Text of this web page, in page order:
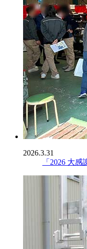
2026.3.31
「2026 大